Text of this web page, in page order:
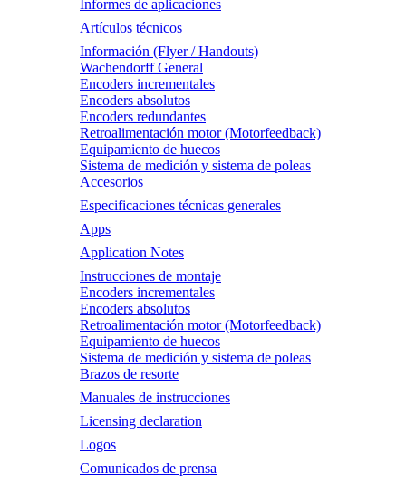
Informes de aplicaciones
Artículos técnicos
Información (Flyer / Handouts)
Wachendorff General
Encoders incrementales
Encoders absolutos
Encoders redundantes
Retroalimentación motor (Motorfeedback)
Equipamiento de huecos
Sistema de medición y sistema de poleas
Accesorios
Especificaciones técnicas generales
Apps
Application Notes
Instrucciones de montaje
Encoders incrementales
Encoders absolutos
Retroalimentación motor (Motorfeedback)
Equipamiento de huecos
Sistema de medición y sistema de poleas
Brazos de resorte
Manuales de instrucciones
Licensing declaration
Logos
Comunicados de prensa